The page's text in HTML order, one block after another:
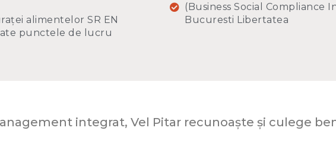
alimentelor SR EN
punctele de lucru
(Business Social
Bucuresti Libertatea
integrat, Vel Pitar recunoaște și culege